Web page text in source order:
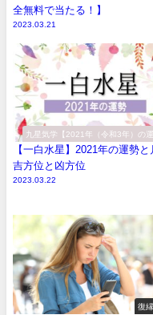
全無料で当たる！】
2023.03.21
九星気学【2021年（令和3年）の運
【一白水星】2021年の運勢と
吉方位と凶方位
2023.03.22
復